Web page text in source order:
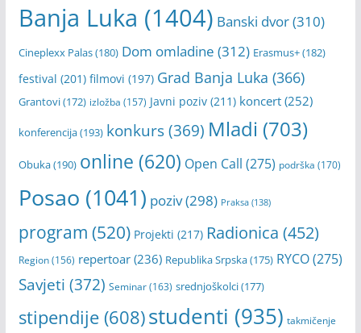
Banja Luka (1404) Banski dvor(310)
Cineplexx Palas(180) Dom omladine (312) Erasmus+(182)
festival (201) filmovi (197) Grad Banja Luka (366)
Grantovi(172) izložba (157) Javni poziv(211) koncert(252)
konferencija(193) konkurs(369) Mladi (703)
Obuka(190) online (620) Open Call (275) podrška (170)
Posao (1041) poziv(298) Praksa(138)
program (520) Projekti (217) Radionica (452)
Region(156) repertoar(236) Republika Srpska(175) RYCO(275)
Savjeti (372) Seminar(163) srednjoškolci(177)
stipendije(608)studenti (935) takmičenje